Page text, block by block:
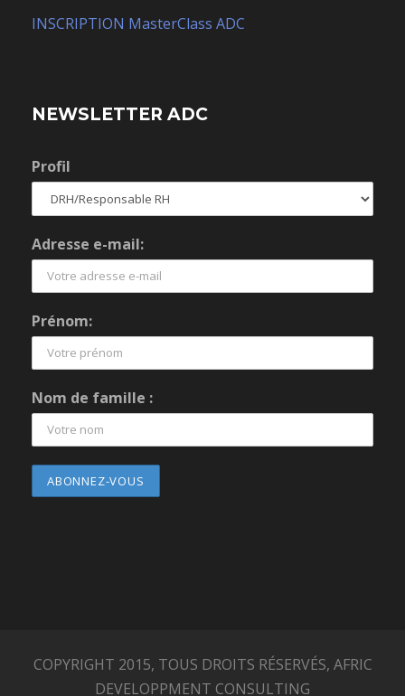
INSCRIPTION MasterClass ADC
NEWSLETTER ADC
Profil
Adresse e-mail:
Prénom:
Nom de famille :
COPYRIGHT 2015, TOUS DROITS RÉSERVÉS, AFRIC
DEVELOPPMENT CONSULTING